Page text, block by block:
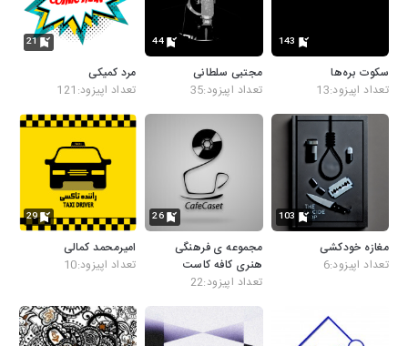
143
سکوت بره‌ها
تعداد اپیزود:13
44
مجتبی سلطانی
تعداد اپیزود:35
21
مرد کمیکی
تعداد اپیزود:121
103
مغازه خودکشی
تعداد اپیزود:6
26
مجموعه ی فرهنگی
هنری کافه کاست
تعداد اپیزود:22
29
امیرمحمد کمالی
تعداد اپیزود:10